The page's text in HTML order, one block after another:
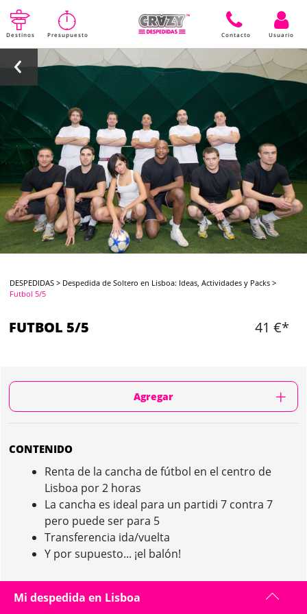
Destinos Presupuesto Contacto Usuario
DESPEDIDAS > Despedida de Soltero en Lisboa: Ideas, Actividades y Packs >
Futbol 5/5
FUTBOL 5/5 41 €*
Agregar
CONTENIDO
Renta de la cancha de fútbol en el centro de
Lisboa por 2 horas
La cancha es ideal para un partidi 7 contra 7
pero puede ser para 5
Transferencia ida/vuelta
Y por supuesto... ¡el balón!
Mi despedida en Lisboa